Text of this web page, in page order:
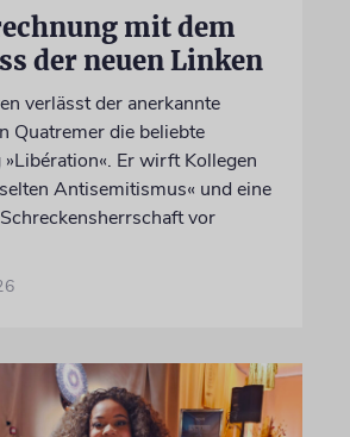
mit dem
der neuen Linken
verlässt der anerkannte
Quatremer die beliebte
Er wirft Kollegen
Antisemitismus« und eine
vor